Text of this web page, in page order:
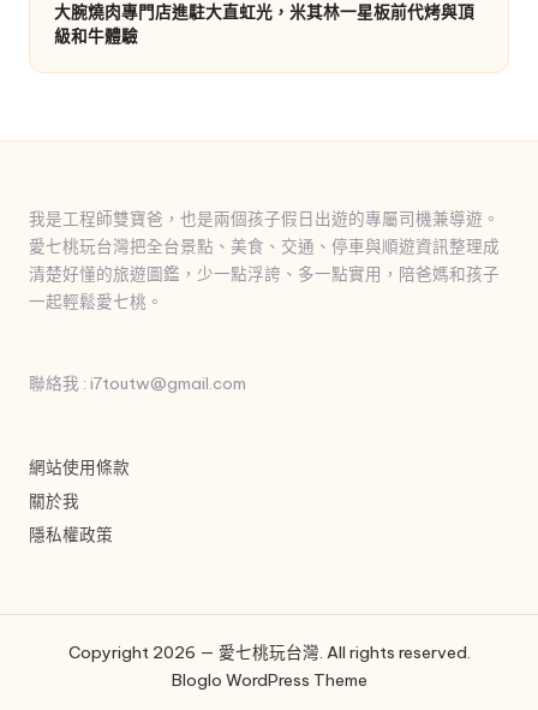
大腕燒肉專門店進駐大直虹光，米其林一星板前代烤與頂
級和牛體驗
我是工程師雙寶爸，也是兩個孩子假日出遊的專屬司機兼導遊。
愛七桃玩台灣把全台景點、美食、交通、停車與順遊資訊整理成
清楚好懂的旅遊圖鑑，少一點浮誇、多一點實用，陪爸媽和孩子
一起輕鬆愛七桃。
聯絡我 : i7toutw@gmail.com
網站使用條款
關於我
隱私權政策
Copyright 2026 — 愛七桃玩台灣. All rights reserved.
Bloglo WordPress Theme